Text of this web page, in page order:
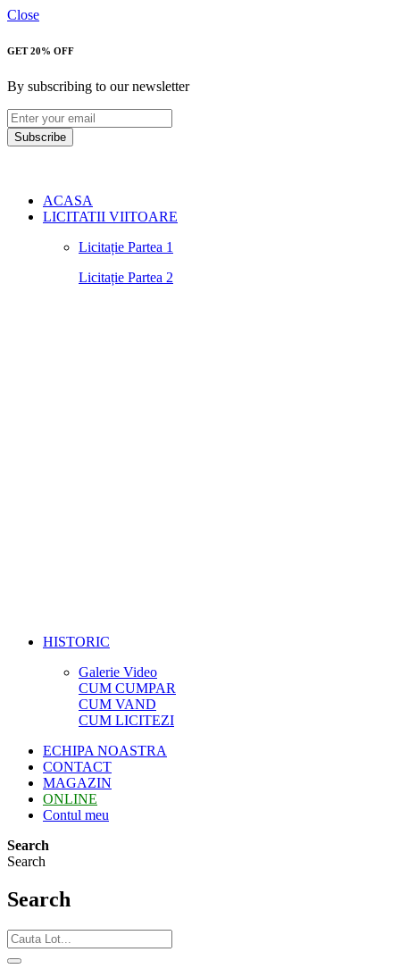
Close
GET 20% OFF
By subscribing to our newsletter
Subscribe
ACASA
LICITATII VIITOARE
Licitație Partea 1
Licitație Partea 2
HISTORIC
Galerie Video
CUM CUMPAR
CUM VAND
CUM LICITEZI
ECHIPA NOASTRA
CONTACT
MAGAZIN
ONLINE
Contul meu
Search
Search
Search